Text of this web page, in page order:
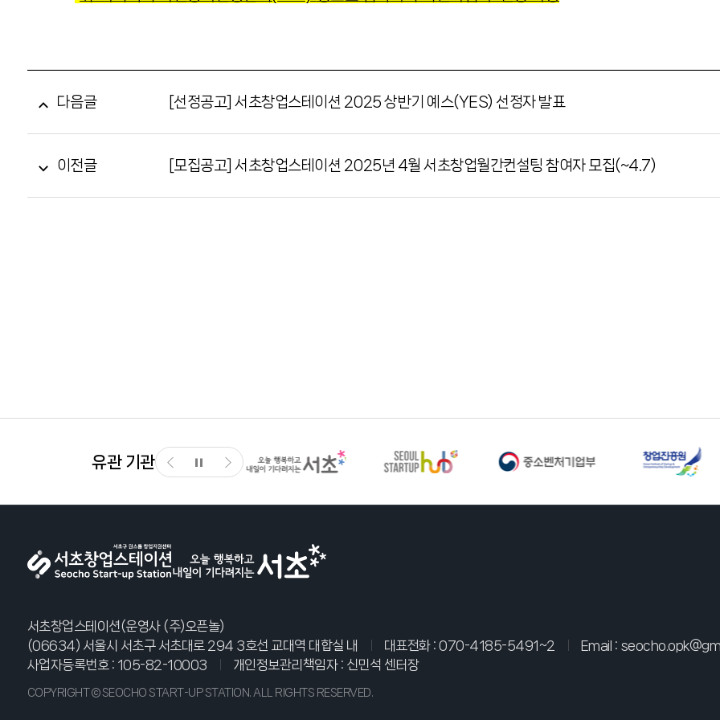
다음글 [선정공고] 서초창업스테이션 2025 상반기 예스(YES) 선정자 발표
이전글 [모집공고] 서초창업스테이션 2025년 4월 서초창업월간컨설팅 참여자 모집(~4.7)
유관 기관
서초창업스테이션(운영사 (주)오픈놀)
(06634) 서울시 서초구 서초대로 294 3호선 교대역 대합실 내
대표전화 :070-4185-5491~2 Email :
사업자등록번호 : 105-82-10003
개인정보관리책임자 : 신민석 센터장
COPYRIGHT © SEOCHO START-UP STATION. ALL RIGHTS RESERVED.